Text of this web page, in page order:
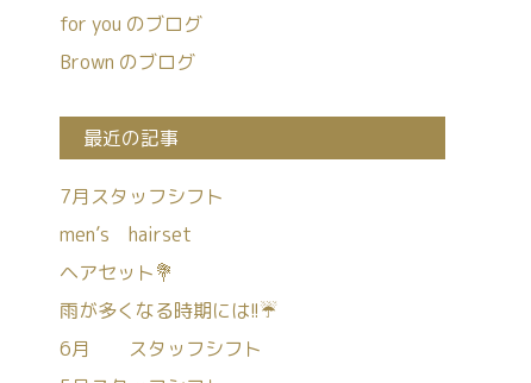
for you のブログ
Brown のブログ
最近の記事
7月スタッフシフト
men’s hairset
ヘアセット💐
雨が多くなる時期には!!☔
6月 スタッフシフト